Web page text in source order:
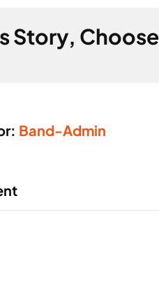
Story,
Band-Admin